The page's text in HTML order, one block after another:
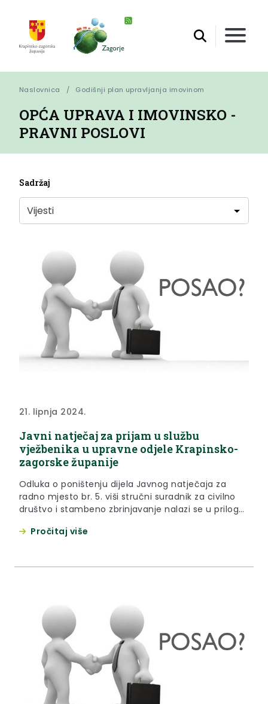
Naslovnica Godišnji plan upravljanja imovinom
OPĆA UPRAVA I IMOVINSKO -
PRAVNI POSLOVI
Sadržaj
21. lipnja 2024.
Javni natječaj za prijam u službu
vježbenika u upravne odjele Krapinsko-
zagorske županije
Odluka o poništenju dijela Javnog natječaja za
radno mjesto br. 5. viši stručni suradnik za civilno
društvo i stambeno zbrinjavanje nalazi se u prilogu
mjesto br. 6. viši referent za promet i prometnu
Pročitaj više